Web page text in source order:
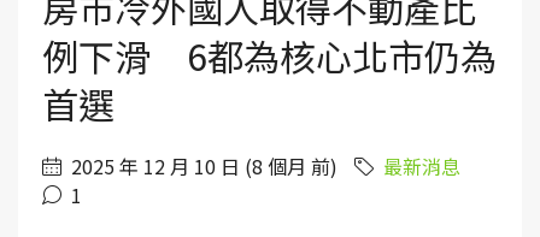
例下滑 6都為核心北市仍為
首選
2025 年 12 月 10 日 (8 個月 前)
最新消息
1